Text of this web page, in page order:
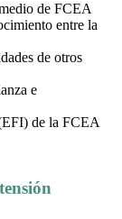
de FCEA
entre la
de otros
e
de la FCEA